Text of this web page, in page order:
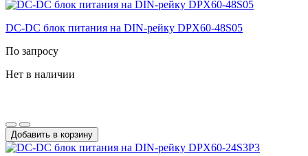
DC-DС блок питания на DIN-рейку DPX60-48S05
По запросу
Нет в наличии
Добавить в корзину